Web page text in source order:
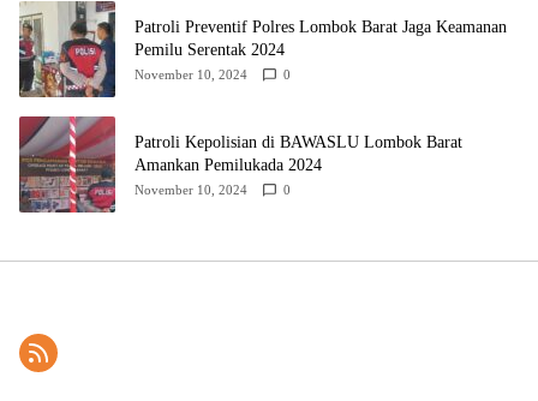
Patroli Preventif Polres Lombok Barat Jaga Keamanan
Pemilu Serentak 2024
November 10, 2024 0
Patroli Kepolisian di BAWASLU Lombok Barat
Amankan Pemilukada 2024
November 10, 2024 0